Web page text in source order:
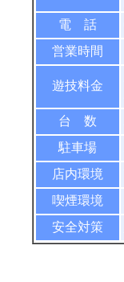
電 話
営業時間
遊技料金
台 数
駐車場
店内環境
喫煙環境
安全対策